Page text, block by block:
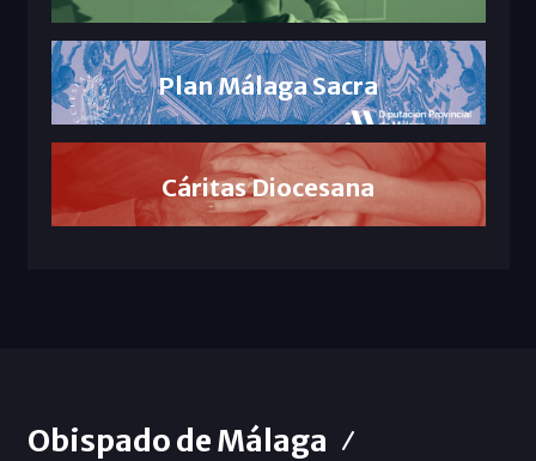
Plan Málaga Sacra
Cáritas Diocesana
Obispado de Málaga